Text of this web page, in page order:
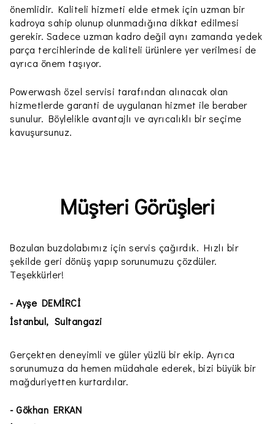
önemlidir. Kaliteli hizmeti elde etmek için uzman bir
kadroya sahip olunup olunmadığına dikkat edilmesi
gerekir. Sadece uzman kadro değil aynı zamanda yedek
parça tercihlerinde de kaliteli ürünlere yer verilmesi de
ayrıca önem taşıyor.
Powerwash özel servisi tarafından alınacak olan
hizmetlerde garanti de uygulanan hizmet ile beraber
sunulur. Böylelikle avantajlı ve ayrıcalıklı bir seçime
kavuşursunuz.
Müşteri Görüşleri
Bozulan buzdolabımız için servis çağırdık. Hızlı bir
şekilde geri dönüş yapıp sorunumuzu çözdüler.
Teşekkürler!
- Ayşe DEMİRCİ
İstanbul, Sultangazi
Gerçekten deneyimli ve güler yüzlü bir ekip. Ayrıca
sorunumuza da hemen müdahale ederek, bizi büyük bir
mağduriyetten kurtardılar.
- Gökhan ERKAN